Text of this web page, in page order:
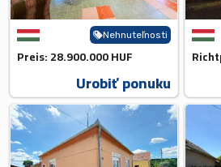
Nehnuteľnosti
Preis: 28.900.000 HUF
Urobiť ponuku